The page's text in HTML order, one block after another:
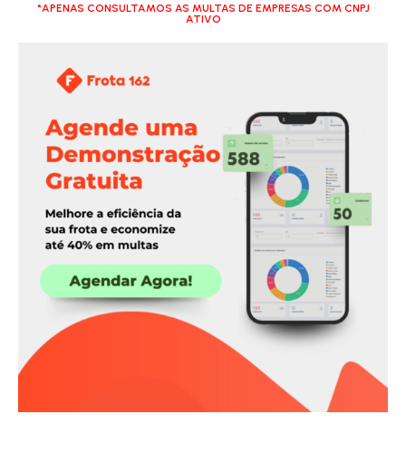
*APENAS CONSULTAMOS AS MULTAS DE EMPRESAS COM CNPJ
ATIVO